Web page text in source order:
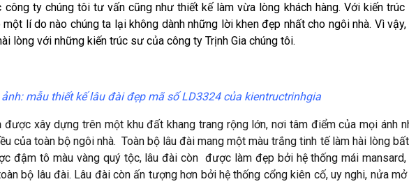
công ty chúng tôi tư vấn cũng như thiết kế làm vừa lòng khách hàng. Với kiến trúc
lí do nào chúng ta lại không dành những lời khen đẹp nhất cho ngôi nhà. Vì
lòng với những kiến trúc sư của công ty Trịnh Gia chúng tôi.
mẫu thiết kế lâu đài đẹp mã số LD3324 của kientructrinhgia
được xây dựng trên một khu đất khang trang rộng lớn, nơi tâm điểm của mọi ánh
của toàn bộ ngôi nhà. Toàn bộ lâu đài mang một màu trắng tinh tế làm hài lòng
đậm tô màu vàng quý tộc, lâu đài còn được làm đẹp bởi hệ thống mái
bộ lâu đài. Lâu đài còn ấn tượng hơn bởi hệ thống cổng kiên cố, uy nghi, nửa